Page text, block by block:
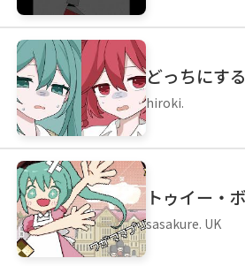
どっちにす
hiroki.
トゥイー・
sasakure. UK